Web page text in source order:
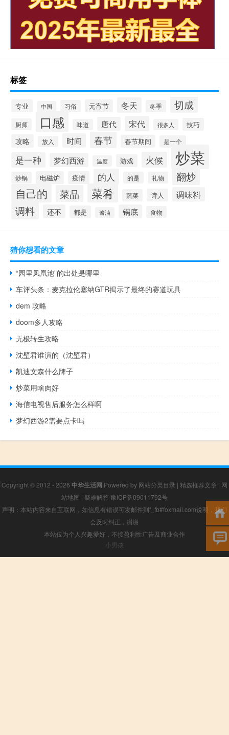
标签
专业 中国 习俗 元宵节 冬天 冬季 切成
厨师 口感 味道 唐代 宋代 很多人 技巧
攻略 放入 时间 春节 春节期间 是一个
是一种 梦幻西游 温度 游戏 火候 炒菜
炒锅 电磁炉 疫情 的人 的是 礼物 翻炒
自己的 菜品 菜肴 蔬菜 诗人 调味料
调料 还不 都是 酱油 锅底 食物
猜你想看的文章
“园里凤凰池”的出处是哪里
车评头条：麦克拉伦塞纳GTR揭示了最终的赛道玩具
dem 攻略
doom多人攻略
无极转生攻略
沈壁君谁演的（沈壁君）
凯迪文森什么牌子
炒菜用啥肉好
海信电视售后服务怎么样啊
梦幻西游2需要点卡吗
Copyright © 2012 - 2026 中华生活网 Powered by 网站分类目录 | 精选推荐文章 | 网
站地图 | 疑难解答 豫ICP备09011792号
声明：本站内容来自互联网，如信息有错误可发邮件到f_fb#foxmail.com说明，我们
会及时纠正，谢谢
本站仅为个人兴趣爱好，不接盈利性广告及商业合作
小男孩